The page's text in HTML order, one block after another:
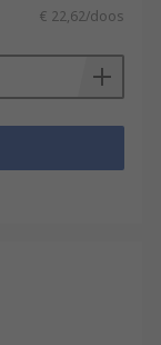
€ 22,62/doos